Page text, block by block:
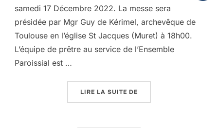
samedi 17 Décembre 2022. La messe sera
présidée par Mgr Guy de Kérimel, archevêque de
Toulouse en l’église St Jacques (Muret) à 18h00.
L’équipe de prêtre au service de l’Ensemble
Paroissial est …
LIRE LA SUITE DE